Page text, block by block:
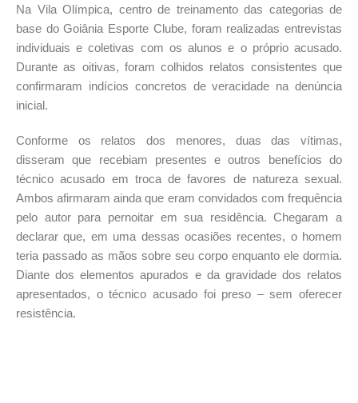
Na Vila Olímpica, centro de treinamento das categorias de
base do Goiânia Esporte Clube, foram realizadas entrevistas
individuais e coletivas com os alunos e o próprio acusado.
Durante as oitivas, foram colhidos relatos consistentes que
confirmaram indícios concretos de veracidade na denúncia
inicial.
Conforme os relatos dos menores, duas das vítimas,
disseram que recebiam presentes e outros benefícios do
técnico acusado em troca de favores de natureza sexual.
Ambos afirmaram ainda que eram convidados com frequência
pelo autor para pernoitar em sua residência. Chegaram a
declarar que, em uma dessas ocasiões recentes, o homem
teria passado as mãos sobre seu corpo enquanto ele dormia.
Diante dos elementos apurados e da gravidade dos relatos
apresentados, o técnico acusado foi preso – sem oferecer
resistência.